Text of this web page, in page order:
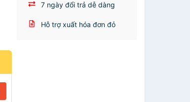
7 ngày đổi trả dễ dàng
Hỗ trợ xuất hóa đơn đỏ